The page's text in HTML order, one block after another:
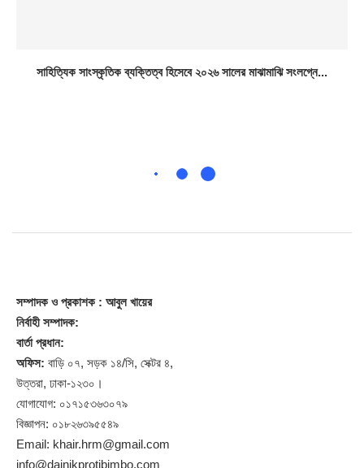
সাহিত্যিক সাংস্কৃতিক ব্যক্তিত্ব হিসেবে ২০২৬ সালের মাঝামাঝি সংলগ্নে...
সম্পাদকও প্রকাশক : আবুল খায়ের
নির্বাহী সম্পাদক:
বার্তা প্রধান:
অফিস: বাড়ি ০৭, সড়ক ১৪/সি, সেক্টর ৪,
উত্তরা, ঢাকা-১২৩০।
যোগাযোগ: ০১৭১৫৩৬৩০৭৯
বিজ্ঞাপন: ০১৮২৬৩৯৫৫৪৯
Email: khair.hrm@gmail.com
info@dainikprotibimbo.com